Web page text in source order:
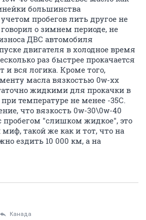
большинства
пробегов лить другое не
о зимнем периоде, не
ДВС автомобиля
двигателя в холодное время
раз быстрее прокачается
и вся логика. Кроме того,
масла вязкостью 0w-xx
жидкими для прокачки в
температуре не менее -35С.
что вязкость 0w-30\0w-40
пробегом "слишком жидкое", это
миф, такой же как и тот, что на
ездить 10 000 км, а на
Канада